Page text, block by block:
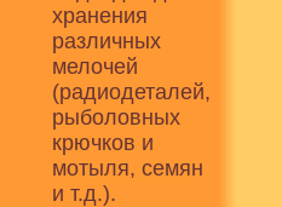
хранения
различных
мелочей
(радиодеталей,
рыболовных
крючков и
мотыля, семян
и т.д.).